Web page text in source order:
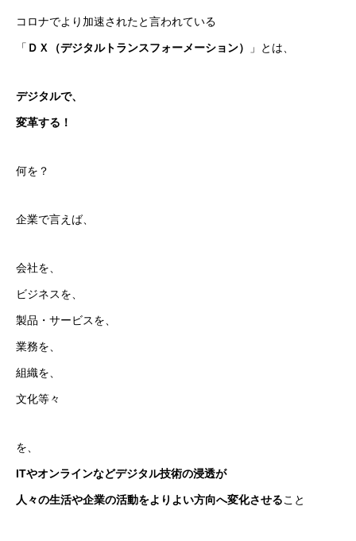
コロナでより加速されたと言われている
「 ＤＸ（デジタルトランスフォーメーション） 」とは、
デジタルで、
変革する！
何を？
企業で言えば、
会社を、
ビジネスを、
製品・サービスを、
業務を、
組織を、
文化等々
を、
ITやオンラインなどデジタル技術の浸透が
人々の生活や企業の活動をよりよい方向へ変化させること